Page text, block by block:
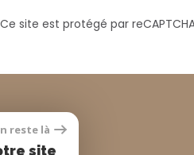
Ce site est protégé par
reste là
site